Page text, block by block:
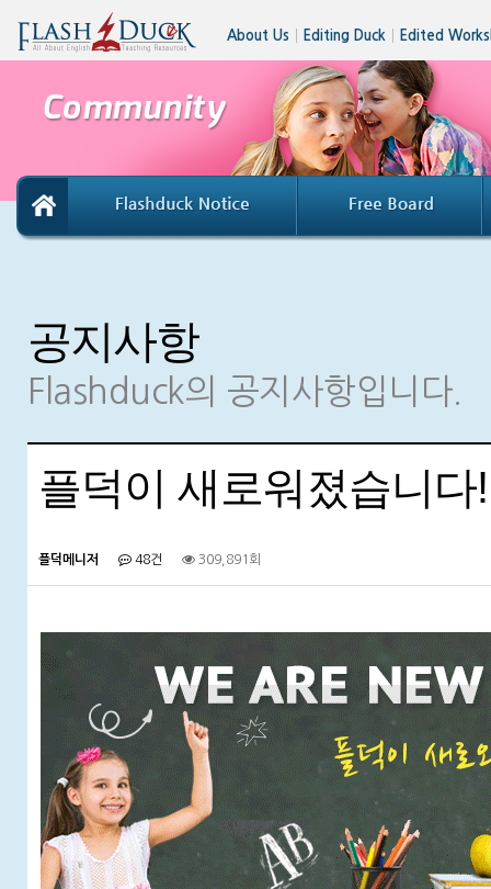
About Us Editing Duck Edited
공지사항
Flashduck의 공지사항입니다.
플덕이 새로워졌습니다!
플덕메니저 48건 309,891회